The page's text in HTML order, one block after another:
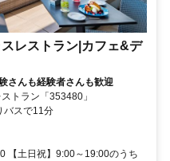
レストラン|カフェ&デ
さんも経験者さんも歓迎
トラン「353480」
バスで11分
【土日祝】9:00～19:00のうち